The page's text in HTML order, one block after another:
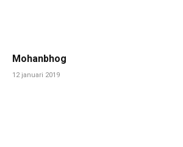
Mohanbhog
12 januari 2019